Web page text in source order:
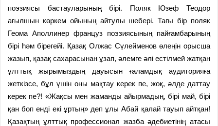
поэзиясы бастауларының бірі. Поляк Юзеф Теодор
ағылшын көркем ойының айтулы шебері. Тағы бір поляк
Геома Аполлинер француз поэзиясының пайғамбарының
бірі һәм бірегейі. Қазақ Олжас Сүлейменов өлеңін орысша
жазып, қазақ сахарасынан ұзап, әлемге әлі естілмей жатқан
ұлттық жырымыздың дауысын ғаламдық аудиторияға
жеткізсе, бұл үшін оны мақтау керек пе, жоқ, әлде даттау
керек пе?! «Жақсы мен жаманды айырмадың, бірі май, бірі
қан боп енді екі ұртың» деп ұлы Абай қалай тауып айтқан!
Қазақтың ұлттық профессионал жазба әдебиетінің атасы